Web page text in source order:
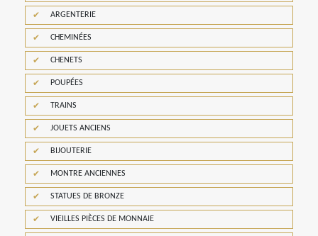
ARGENTERIE
CHEMINÉES
CHENETS
POUPÉES
TRAINS
JOUETS ANCIENS
BIJOUTERIE
MONTRE ANCIENNES
STATUES DE BRONZE
VIEILLES PIÈCES DE MONNAIE